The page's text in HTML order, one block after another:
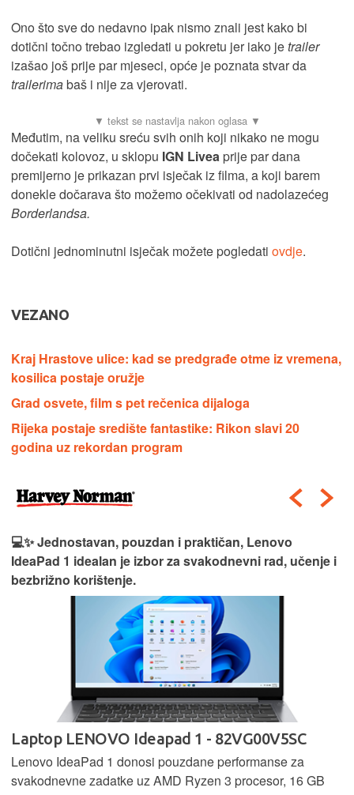
Ono što sve do nedavno ipak nismo znali jest kako bi
dotični točno trebao izgledati u pokretu jer iako jetrailer
izašao još prije par mjeseci, opće je poznata stvar da
trailerimabaš i nije za vjerovati.
Međutim, na veliku sreću svih onih koji nikako ne mogu
dočekati kolovoz, u sklopu IGN Livea prije par dana
premijerno je prikazan prvi isječak iz filma, a koji barem
donekle dočarava što možemo očekivati od nadolazećeg
Borderlandsa.
Dotični jednominutni isječak možete pogledati ovdje.
VEZANO
Kraj Hrastove ulice: kad se predgrađe otme iz vremena,
kosilica postaje oružje
Grad osvete, film s pet rečenica dijaloga
Rijeka postaje središte fantastike: Rikon slavi 20
godina uz rekordan program
💻✨ Jednostavan, pouzdan i praktičan, Lenovo
IdeaPad 1 idealan je izbor za svakodnevni rad, učenje i
bezbrižno korištenje.
Laptop LENOVO Ideapad 1 - 82VG00V5SC
Lenovo IdeaPad 1 donosi pouzdane performanse za
svakodnevne zadatke uz AMD Ryzen 3 procesor, 16 GB